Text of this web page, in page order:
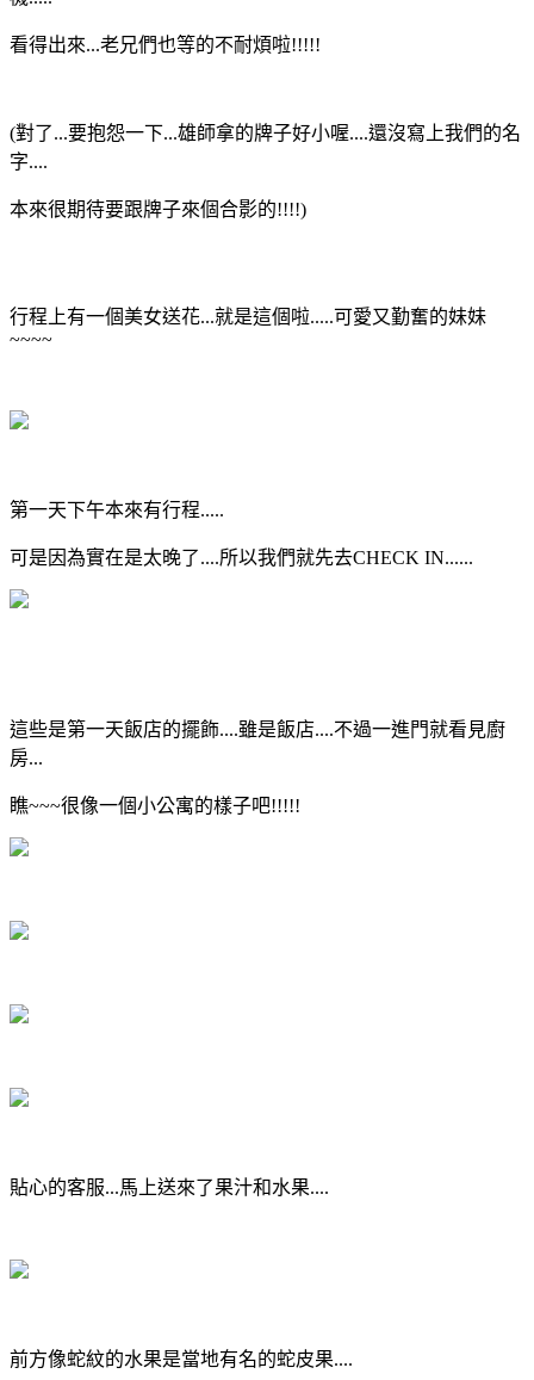
看得出來...老兄們也等的不耐煩啦!!!!!
(對了...要抱怨一下...雄師拿的牌子好小喔....還沒寫上我們的名
字....
本來很期待要跟牌子來個合影的!!!!)
行程上有一個美女送花...就是這個啦.....可愛又勤奮的妹妹
~~~~
第一天下午本來有行程.....
可是因為實在是太晚了....所以我們就先去CHECK IN......
這些是第一天飯店的擺飾....雖是飯店....不過一進門就看見廚
房...
瞧~~~很像一個小公寓的樣子吧!!!!!
貼心的客服...馬上送來了果汁和水果....
前方像蛇紋的水果是當地有名的蛇皮果....